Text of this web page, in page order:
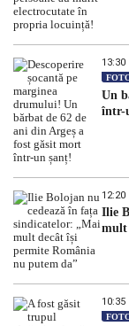
13:30
Un
într-
12:20
Ilie
mult
10:35